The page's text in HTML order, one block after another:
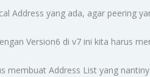
Address yang ada, agar peering
Version6 di v7 ini kita harus
membuat Address List yang